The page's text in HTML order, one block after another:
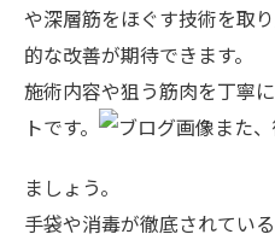
や深層筋をほぐす技術を取
的な改善が期待できます。
施術内容や狙う筋肉を丁寧
トです。
また
ましょう。
手袋や消毒が徹底されてい